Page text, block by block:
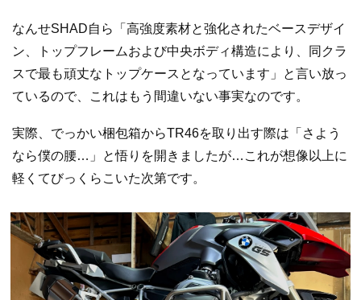
なんせSHAD自ら「高強度素材と強化されたベースデザイ
ン、トップフレームおよび中央ボディ構造により、同クラ
スで最も頑丈なトップケースとなっています」と言い放っ
ているので、これはもう間違いない事実なのです。
実際、でっかい梱包箱からTR46を取り出す際は「さよう
なら僕の腰…」と悟りを開きましたが…これが想像以上に
軽くてびっくらこいた次第です。